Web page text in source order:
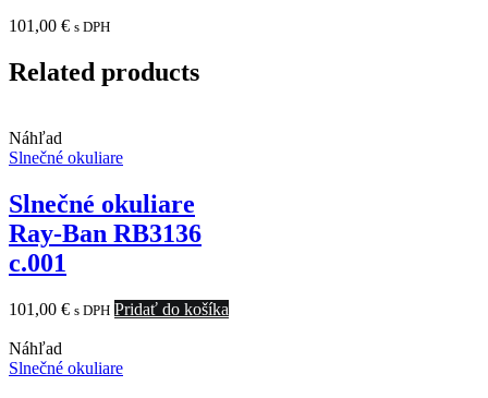
101,00 € s DPH
Related products
Náhľad
Slnečné okuliare
Slnečné okuliare
Ray-Ban RB3136
c.001
101,00 € s DPH Pridať do košíka
Náhľad
Slnečné okuliare